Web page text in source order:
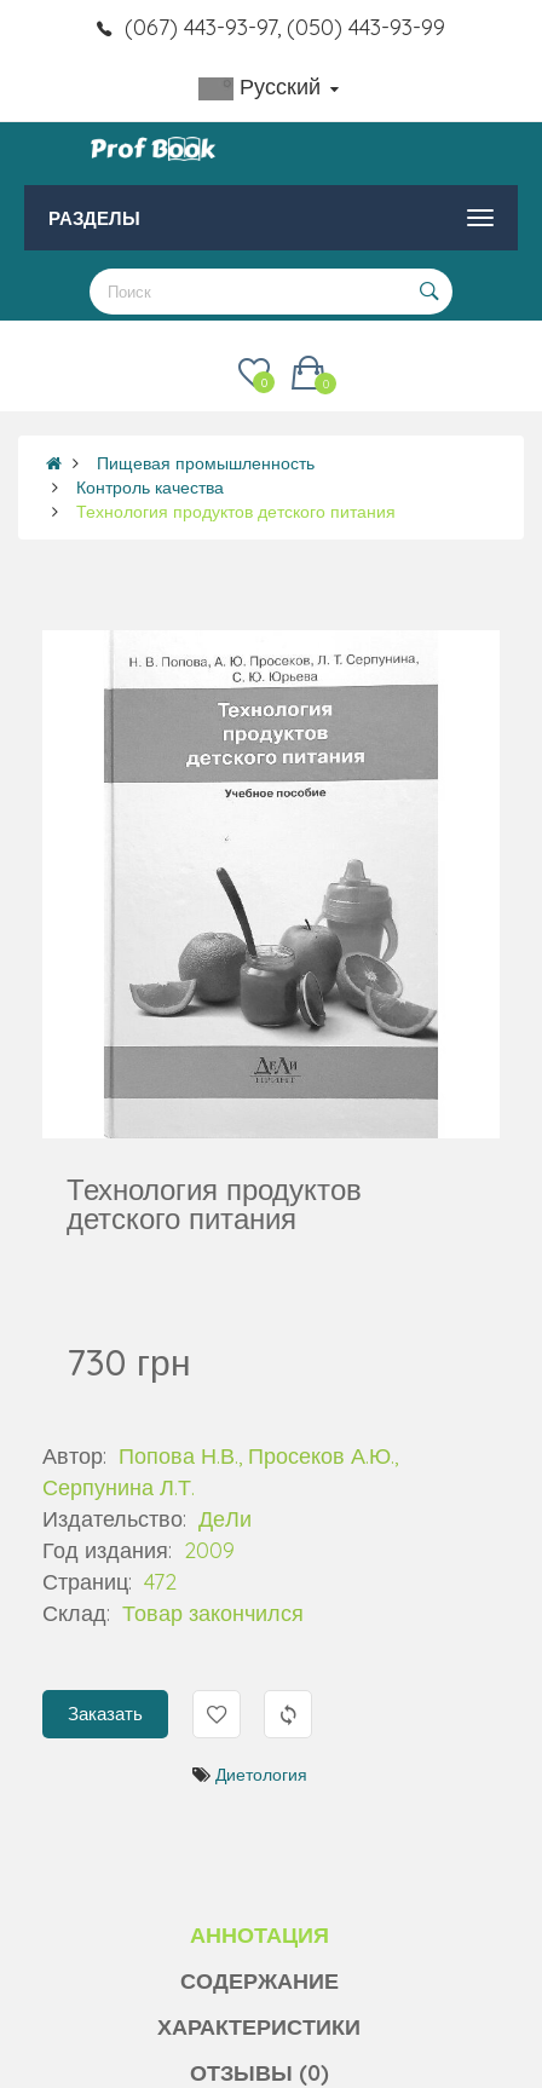
(067) 443-93-97, (050) 443-93-99
Русский
РАЗДЕЛЫ
0
0
Пищевая промышленность
Контроль качества
Технология продуктов детского питания
Технология продуктов
детского питания
730 грн
Автор: Попова Н.В., Просеков А.Ю.,
Серпунина Л.Т.
Издательство: ДеЛи
Год издания: 2009
Страниц: 472
Склад: Товар закончился
Заказать
Диетология
АННОТАЦИЯ
СОДЕРЖАНИЕ
ХАРАКТЕРИСТИКИ
ОТЗЫВЫ (0)